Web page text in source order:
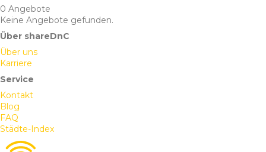
0 Angebote
Keine Angebote gefunden.
Über shareDnC
Über uns
Karriere
Service
Kontakt
Blog
FAQ
Städte-Index